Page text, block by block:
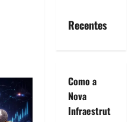
Recentes
Como a
Nova
Infraestrut